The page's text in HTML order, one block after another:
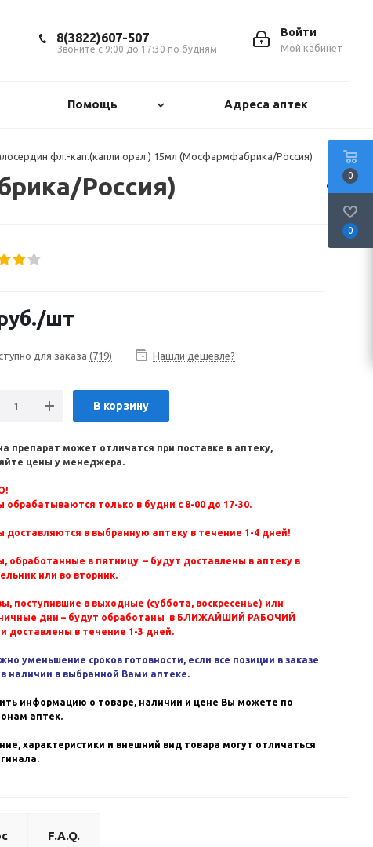
Войти
Мой кабинет
8(3822)607-507
Звоните с 9:00 до 17:30 по будням
Помощь Адреса аптек
фл.-кап.(капли орал.) 15мл (Мосфармфабрика/Россия)
Россия)
/шт
для заказа (719) Нашли дешевле?
В корзину
препарат может отличатся при поставке в аптеку,
цены у менеджера.
обрабатываются только в будни с 8-00 до 17-30.
доставляются в выбранную аптеку в течение 1-4 дней!
обработанные в пятницу – будут доставлены в аптеку в
или во вторник.
поступившие в выходные (суббота, воскресенье) или
дни – будут обработаны в БЛИЖАЙШИЙ РАБОЧИЙ
доставлены в течение 1-3 дней.
уменьшение сроков готовности, если все позиции в заказе
наличии в выбранной Вами аптеке.
информацию о товаре, наличии и цене Вы можете по
аптек.
характеристики и внешний вид товара могут отличаться
F.A.Q.
0
0